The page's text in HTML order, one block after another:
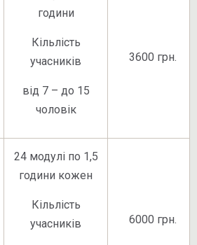
години
Кільлість
учасників
від 7 – до 15
чоловік
3600 грн.
24 модулі по 1,5
години кожен
Кільлість
учасників
6000 грн.